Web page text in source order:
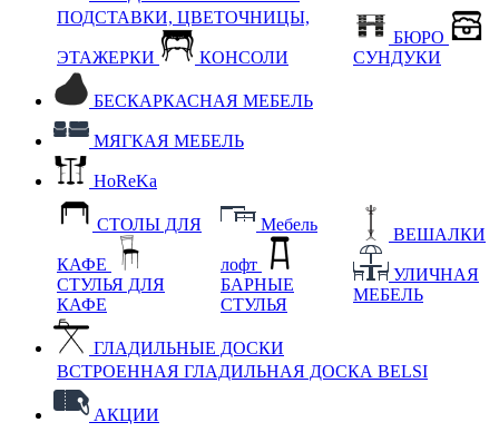
ПОДСТАВКИ, ЦВЕТОЧНИЦЫ,
ЭТАЖЕРКИ КОНСОЛИ
БЮРО
СУНДУКИ
БЕСКАРКАСНАЯ МЕБЕЛЬ
МЯГКАЯ МЕБЕЛЬ
HoReKa
СТОЛЫ ДЛЯ
КАФЕ
СТУЛЬЯ ДЛЯ
КАФЕ
Мебель
лофт
БАРНЫЕ
СТУЛЬЯ
ВЕШАЛКИ
УЛИЧНАЯ
МЕБЕЛЬ
ГЛАДИЛЬНЫЕ ДОСКИ
ВСТРОЕННАЯ ГЛАДИЛЬНАЯ ДОСКА BELSI
АКЦИИ